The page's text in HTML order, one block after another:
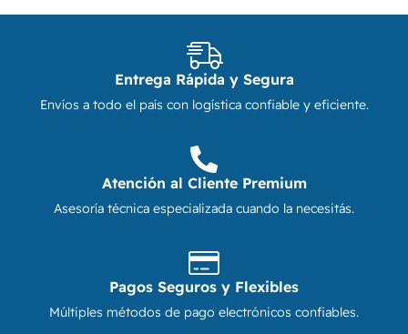
Entrega Rápida y Segura
Envíos a todo el país con logística confiable y eficiente.
Atención al Cliente Premium
Asesoría técnica especializada cuando la necesitás.
Pagos Seguros y Flexibles
Múltiples métodos de pago electrónicos confiables.